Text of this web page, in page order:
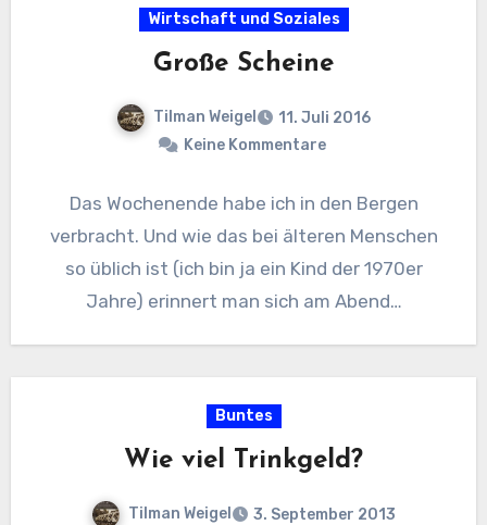
Wirtschaft und Soziales
Große Scheine
Tilman Weigel
11. Juli 2016
Keine Kommentare
Das Wochenende habe ich in den Bergen
verbracht. Und wie das bei älteren Menschen
so üblich ist (ich bin ja ein Kind der 1970er
Jahre) erinnert man sich am Abend…
Buntes
Wie viel Trinkgeld?
Tilman Weigel
3. September 2013